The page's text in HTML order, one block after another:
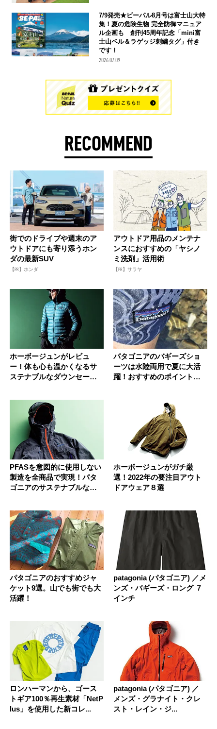
7/9発売★ビーパル8月号は富士山大特
集！夏の危険生物 完全防御マニュア
ル企画も 創刊45周年記念「mini富
士山ベル＆ラゲッジ刺繍タグ」付き
です！
2026.07.09
RECOMMEND
街でのドライブや週末のア
ウトドアにも寄り添うホン
ダの最新SUV
【PR】ホンダ
アウトドア用品のメンテナ
ンスにおすすめの「ヤシノ
ミ洗剤」活用術
【PR】サラヤ
ホーボージュンがレビュ
ー！体も心も温かくなるサ
ステナブルなダウンセータ
パタゴニアのバギーズショ
ーツは水陸両用で夏に大活
躍！おすすめのポイントか
PFASを意図的に使用しない
製造を全商品で実現！パタ
ゴニアのサステナブルなレ
ホーボージュンがガチ厳
選！2022年の要注目アウト
ドアウェア８選
パタゴニアのおすすめジャ
ケット9選。山でも街でも大
活躍！
patagonia (パタゴニア) ／メ
ンズ・バギーズ・ロング ７
インチ
ロンハーマンから、ゴース
トギア100％再生素材「NetP
lus」を使用した新コレ...
patagonia (パタゴニア) ／
メンズ・グラナイト・クレ
スト・レイン・ジ...